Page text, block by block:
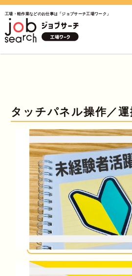
工場・軽作業などのお仕事は「ジョブサーチ工場ワーク」
タッチパネル操作／運